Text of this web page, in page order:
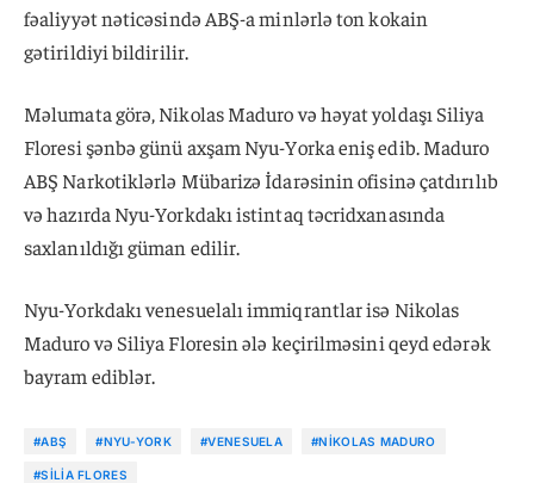
fəaliyyət nəticəsində ABŞ-a minlərlə ton kokain
gətirildiyi bildirilir.
Məlumata görə, Nikolas Maduro və həyat yoldaşı Siliya
Floresi şənbə günü axşam Nyu-Yorka eniş edib. Maduro
ABŞ Narkotiklərlə Mübarizə İdarəsinin ofisinə çatdırılıb
və hazırda Nyu-Yorkdakı istintaq təcridxanasında
saxlanıldığı güman edilir.
Nyu-Yorkdakı venesuelalı immiqrantlar isə Nikolas
Maduro və Siliya Floresin ələ keçirilməsini qeyd edərək
bayram ediblər.
#ABŞ #NYU-YORK #VENESUELA #NIKOLAS MADURO
#SILIA FLORES